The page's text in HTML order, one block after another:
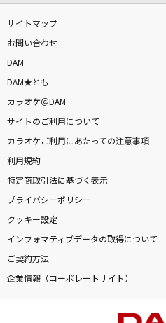
サイトマップ
お問い合わせ
DAM
DAM★とも
カラオケ＠DAM
サイトのご利用について
カラオケご利用にあたっての注意事項
利用規約
特定商取引法に基づく表示
プライバシーポリシー
クッキー設定
インフォマティブデータの取得について
ご契約方法
企業情報（コーポレートサイト）